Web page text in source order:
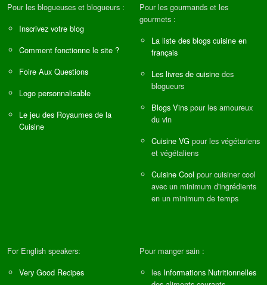
Pour les blogueuses et blogueurs :
Inscrivez votre blog
Comment fonctionne le site ?
Foire Aux Questions
Logo personnalisable
Le jeu des Royaumes de la
Cuisine
Pour les gourmands et les
gourmets :
La liste des blogs cuisine en
français
Les livres de cuisine des
blogueurs
Blogs Vins pour les amoureux
du vin
Cuisine VG pour les végétariens
et végétaliens
Cuisine Cool pour cuisiner cool
avec un minimum d'ingrédients
en un minimum de temps
For English speakers:
Very Good Recipes
Pour manger sain :
les Informations Nutritionnelles